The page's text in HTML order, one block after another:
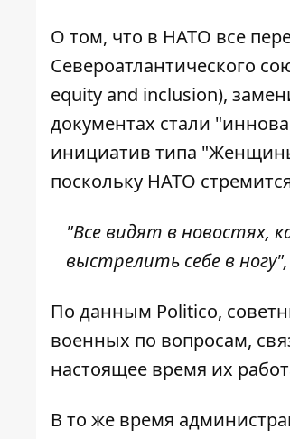
О том, что в НАТО все
Североатлантического
equity and inclusion),
документах стали
инициатив типа
поскольку НАТО
"Все видят в новостях,
выстрелить себе в
По данным Politico,
военных по вопросам,
настоящее время их
В то же время